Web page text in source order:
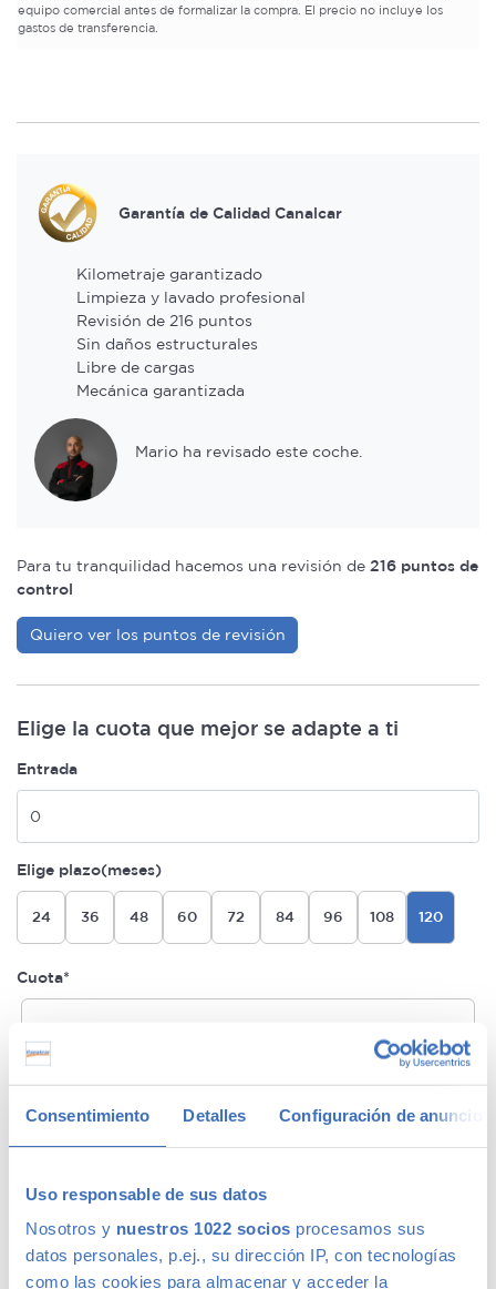
Consentimiento Detalles Configuración de anuncios
Uso responsable de sus datos
Nosotros y nuestros 1022 socios procesamos sus
datos personales, p.ej., su dirección IP, con tecnologías
como las cookies para almacenar y acceder la
equipo comercial antes de formalizar la compra. El precio no incluye los
gastos de transferencia.
Garantía de Calidad Canalcar
Kilometraje garantizado
Limpieza y lavado profesional
Revisión de 216 puntos
Sin daños estructurales
Libre de cargas
Mecánica garantizada
Mario ha revisado este coche.
Para tu tranquilidad hacemos una revisión de 216 puntos de
control
Quiero ver los puntos de revisión
Elige la cuota que mejor se adapte a ti
Entrada
Elige plazo(meses)
24 36 48 60 72 84 96 108 120
Cuota*
24 meses de permanencia
Sin coche de sustitución
MÁS BARATA
Sin permanencia
Sin coche de sustitución